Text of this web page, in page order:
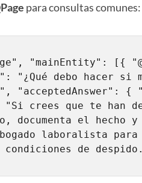
para consultas comunes:
"mainEntity": [{
"¿Qué debo hacer si
"acceptedAnswer": {
crees que te han
documenta el hecho y
laboralista
de